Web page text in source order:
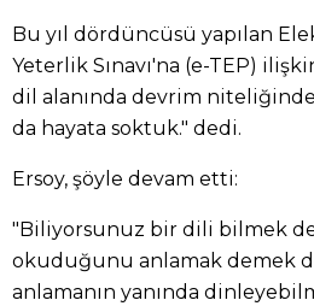
Bu yıl dördüncüsü yapılan
Yeterlik Sınavı'na (e-TEP)
dil alanında devrim niteliğinde
da hayata soktuk." dedi.
Ersoy, şöyle devam etti:
"Biliyorsunuz bir dili bilmek
okuduğunu anlamak demek
anlamanın yanında